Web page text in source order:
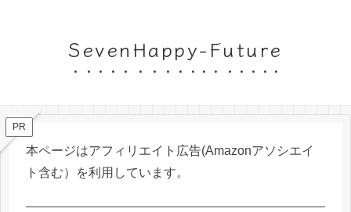
SevenHappy-Future
PR
本ページはアフィリエイト広告(Amazonアソシエイ
ト含む）を利用しています。